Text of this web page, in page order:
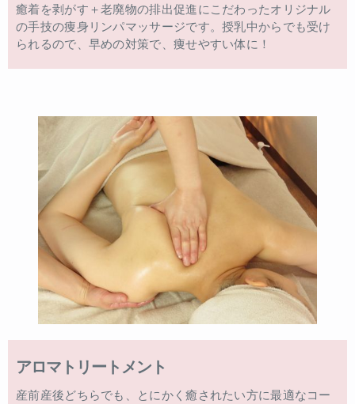
癒着を剥がす＋老廃物の排出促進にこだわったオリジナル
の手技の痩身リンパマッサージです。授乳中からでも受け
られるので、早めの対策で、痩せやすい体に！
アロマトリートメント
産前産後どちらでも、とにかく癒されたい方に最適なコー